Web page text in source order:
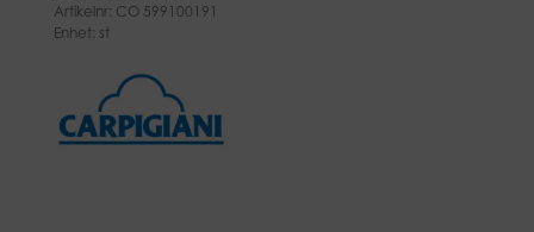
Artikelnr: CO 599100191
Enhet: st